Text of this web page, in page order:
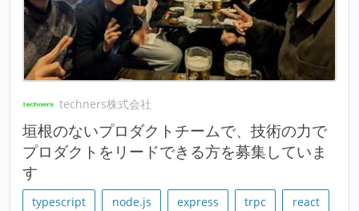
techners株式会社
垣根のないプロダクトチームで、技術の力で
プロダクトをリードできる方を募集していま
す
typescript node.js express trpc
react